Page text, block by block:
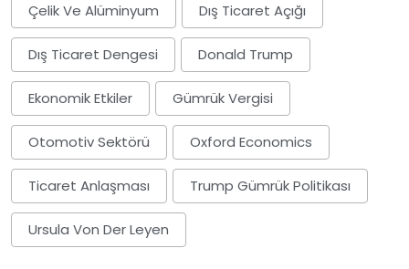
Çelik Ve Alüminyum Dış Ticaret Açığı
Dış Ticaret Dengesi Donald Trump
Ekonomik Etkiler Gümrük Vergisi
Otomotiv Sektörü Oxford Economics
Ticaret Anlaşması Trump Gümrük Politikası
Ursula Von Der Leyen